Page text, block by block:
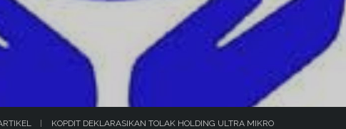
KOPDIT DEKLARASIKAN TOLAK HOLDING ULTRA MIKRO